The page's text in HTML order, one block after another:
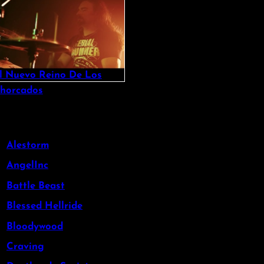
Nuevo Reino De Los
Alestorm
AngelInc
Battle Beast
Blessed Hellride
Bloodywood
Craving